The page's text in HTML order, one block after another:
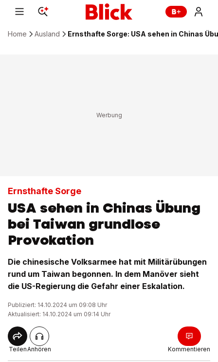
Home Ausland Ernsthafte Sorge: USA sehen in Chinas
Ernsthafte Sorge
USA sehen in Chinas Übung
bei Taiwan grundlose
Provokation
Die chinesische Volksarmee hat mit Militärübungen
rund um Taiwan begonnen. In dem Manöver sieht
die US-Regierung die Gefahr einer Eskalation.
Publiziert: 14.10.2024 um 09:08 Uhr
Aktualisiert: 14.10.2024 um 09:14 Uhr
TeilenAnhören Kommentieren